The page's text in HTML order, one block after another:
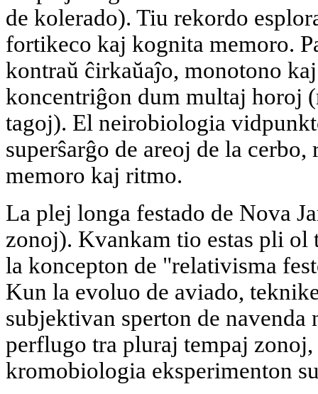
de kolerado). Tiu rekordo
fortikeco kaj kognita memoro.
kontraŭ ĉirkaŭaĵo, monotono
koncentriĝon dum multaj horoj
tagoj). El neirobiologia
superŝarĝo de areoj de la
memoro kaj ritmo.
La plej longa festado de Nova
zonoj). Kvankam tio estas pli
la koncepton de "relativisma
Kun la evoluo de aviado,
subjektivan sperton de navenda
perflugo tra pluraj tempaj
kromobiologia eksperimenton